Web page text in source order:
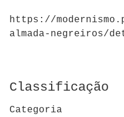
https://
almada-negreiros/
Classificação
Categoria